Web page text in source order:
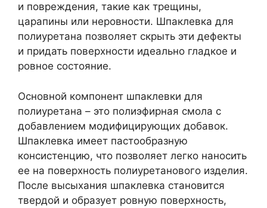
и повреждения, такие как трещины,
царапины или неровности. Шпаклевка для
полиуретана позволяет скрыть эти дефекты
и придать поверхности идеально гладкое и
ровное состояние.
Основной компонент шпаклевки для
полиуретана – это полиэфирная смола с
добавлением модифицирующих добавок.
Шпаклевка имеет пастообразную
консистенцию, что позволяет легко наносить
ее на поверхность полиуретанового изделия.
После высыхания шпаклевка становится
твердой и образует ровную поверхность,